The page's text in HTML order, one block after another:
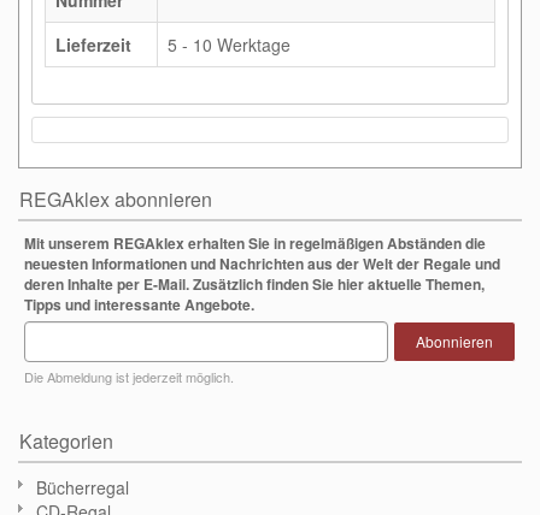
Lieferzeit 5 - 10 Werktage
REGAklex abonnieren
Mit unserem REGAklex erhalten Sie in regelmäßigen Abständen die
neuesten Informationen und Nachrichten aus der Welt der Regale und
deren Inhalte per E-Mail. Zusätzlich finden Sie hier aktuelle Themen,
Tipps und interessante Angebote.
Die Abmeldung ist jederzeit möglich.
Abonnieren
Kategorien
Bücherregal